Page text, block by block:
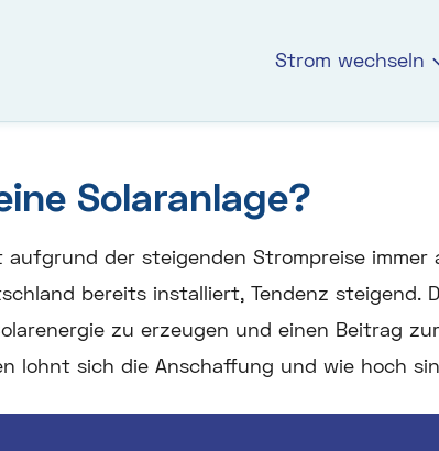
Strom wechseln
Solaranlage?
der steigenden Strompreise
bereits installiert, Tendenz steigend.
zu erzeugen und einen Beitrag
lohnt sich die Anschaffung und wie hoch